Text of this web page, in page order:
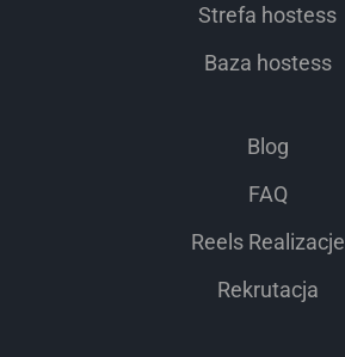
Strefa hostess
Baza hostess
Blog
FAQ
Reels Realizacje
Rekrutacja